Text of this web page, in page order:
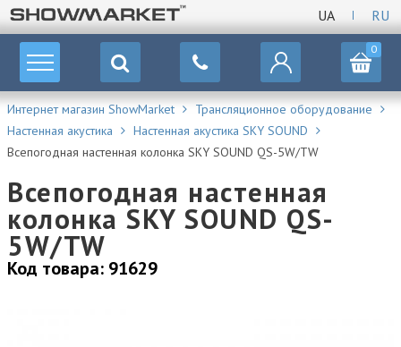
UA RU
0
Интернет магазин ShowMarket
Трансляционное оборудование
Настенная акустика
Настенная акустика SKY SOUND
Всепогодная настенная колонка SKY SOUND QS-5W/TW
Всепогодная настенная
колонка SKY SOUND QS-
5W/TW
Код товара: 91629